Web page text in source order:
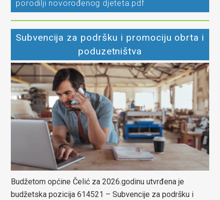
porodilji novorođenog djeteta.pdf
Subvencija za podršku i promociju obrta i
poduzetništva
Budžetom općine Čelić za 2026.godinu utvrđena je
budžetska pozicija 614521 – Subvencije za podršku i